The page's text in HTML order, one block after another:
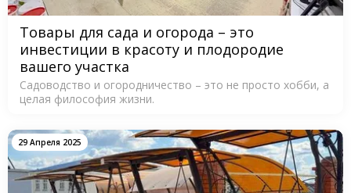
Товары для сада и огорода – это
инвестиции в красоту и плодородие
вашего участка
Садоводство и огородничество – это не просто хобби, а
целая философия жизни.
29 Апреля 2025